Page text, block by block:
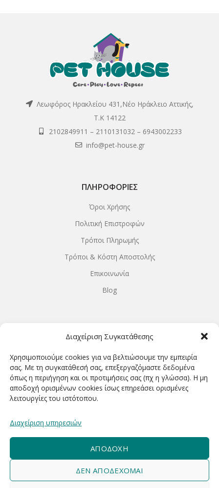
Διαχείριση Συγκατάθεσης
Χρησιμοποιούμε cookies για να βελτιώσουμε την εμπειρία
σας. Με τη συγκατάθεσή σας, επεξεργαζόμαστε δεδομένα
όπως η περιήγηση και οι προτιμήσεις σας (πχ η γλώσσα). Η μη
αποδοχή ορισμένων cookies ίσως επηρεάσει ορισμένες
λειτουργίες του ιστότοπου.
Διαχείριση υπηρεσιών
ΑΠΟΔΟΧΉ
ΔΕΝ ΑΠΟΔΈΧΟΜΑΙ
Λεωφόρος Ηρακλείου 431,Νέο Ηράκλειο Αττικής,
Τ.Κ 14122
2102849911 – 2110131032 – 6943002233
info@pet-house.gr
ΠΛΗΡΟΦΟΡΊΕΣ
Όροι Χρήσης
Πολιτική Επιστροφών
Τρόποι Πληρωμής
Τρόποι & Κόστη Αποστολής
Επικοινωνία
Blog
ΤΡΙΤΗ-ΠΕΜΠΤΗ-ΠΑΡΑΣΚΕΥΗ 9.00-20.00
ΣΑΒΒΑΤΟ 9.00-15.00
ΕΓΓΡΑΦΕΊΤΕ ΓΙΑ ΝΑ ΛΑΜΒΆΝΕΤΕ ΠΡΏΤΟΙ NΈΑ &